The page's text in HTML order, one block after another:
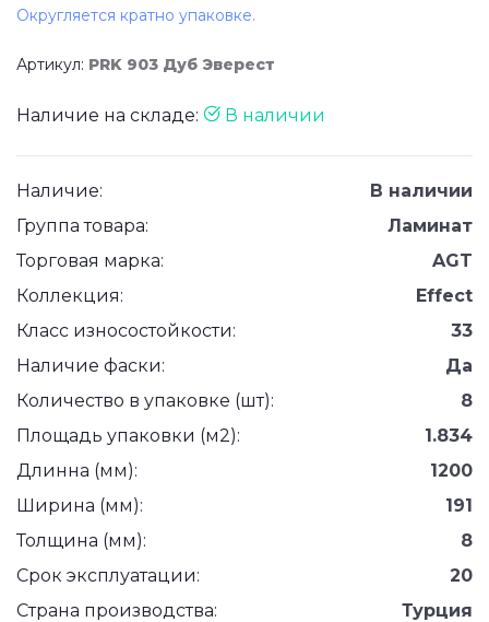
Округляется кратно упаковке.
Артикул: PRK 903 Дуб Эверест
Наличие на складе: В наличии
Наличие:
В наличии
Группа товара:
Ламинат
Торговая марка:
AGT
Коллекция:
Effect
Класс износостойкости:
33
Наличие фаски:
Да
Количество в упаковке (шт):
8
Площадь упаковки (м2):
1.834
Длинна (мм):
1200
Ширина (мм):
191
Толщина (мм):
8
Срок эксплуатации:
20
Страна производства:
Турция